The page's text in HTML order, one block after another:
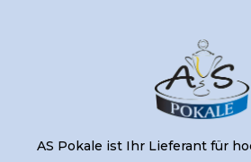
AS Pokale ist Ihr Lieferant für